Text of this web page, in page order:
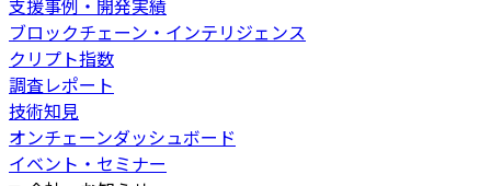
支援事例・開発実績
ブロックチェーン・インテリジェンス
クリプト指数
調査レポート
技術知見
オンチェーンダッシュボード
イベント・セミナー